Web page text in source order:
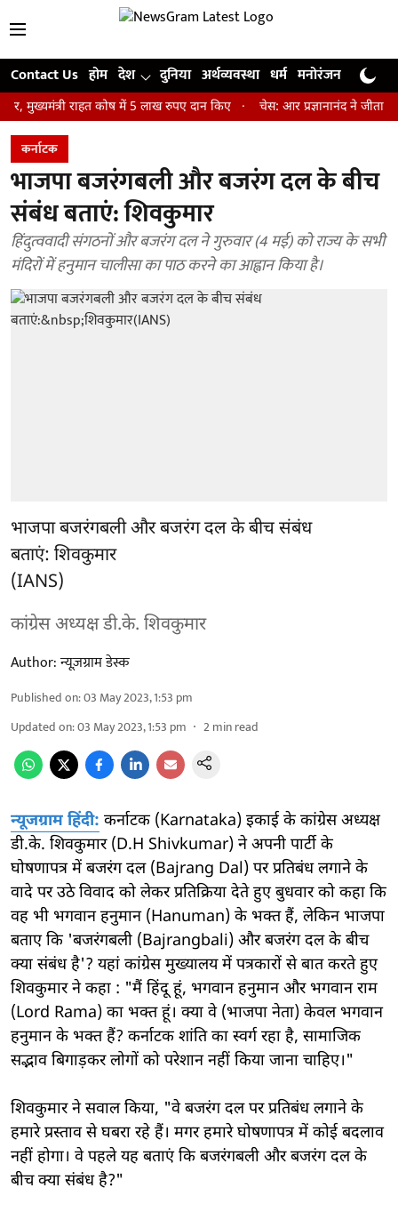
Contact Us होम देश दुनिया अर्थव्यवस्था धर्म मनोरंजन खेल
राहत कोष में 5 लाख रुपए दान किए चेस: आर प्रज्ञानानंद ने जीता सेंट लुइस
कर्नाटक
भाजपा बजरंगबली और बजरंग दल के बीच
संबंध बताएं: शिवकुमार
हिंदुत्ववादी संगठनों और बजरंग दल ने गुरुवार (4 मई) को राज्य के सभी
मंदिरों में हनुमान चालीसा का पाठ करने का आह्वान किया है।
भाजपा बजरंगबली और बजरंग दल के बीच संबंध
बताएं: शिवकुमार
(IANS)
कांग्रेस अध्यक्ष डी.के. शिवकुमार
Author:न्यूज़ग्राम डेस्क
Published on:03 May 2023, 1:53 pm
Updated on:03 May 2023, 1:53 pm 2min read
न्यूजग्राम हिंदी: कर्नाटक (Karnataka) इकाई के कांग्रेस अध्यक्ष
डी.के. शिवकुमार (D.H Shivkumar) ने अपनी पार्टी के
घोषणापत्र में बजरंग दल (Bajrang Dal) पर प्रतिबंध लगाने के
वादे पर उठे विवाद को लेकर प्रतिक्रिया देते हुए बुधवार को कहा कि
वह भी भगवान हनुमान (Hanuman) के भक्त हैं, लेकिन भाजपा
बताए कि 'बजरंगबली (Bajrangbali) और बजरंग दल के बीच
क्या संबंध है'? यहां कांग्रेस मुख्यालय में पत्रकारों से बात करते हुए
शिवकुमार ने कहा : "मैं हिंदू हूं, भगवान हनुमान और भगवान राम
(Lord Rama) का भक्त हूं। क्या वे (भाजपा नेता) केवल भगवान
हनुमान के भक्त हैं? कर्नाटक शांति का स्वर्ग रहा है, सामाजिक
सद्भाव बिगाड़कर लोगों को परेशान नहीं किया जाना चाहिए।"
शिवकुमार ने सवाल किया, "वे बजरंग दल पर प्रतिबंध लगाने के
हमारे प्रस्ताव से घबरा रहे हैं। मगर हमारे घोषणापत्र में कोई बदलाव
नहीं होगा। वे पहले यह बताएं कि बजरंगबली और बजरंग दल के
बीच क्या संबंध है?"